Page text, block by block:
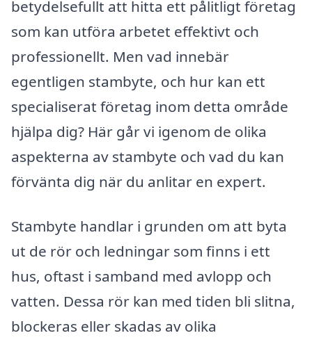
betydelsefullt att hitta ett pålitligt företag
som kan utföra arbetet effektivt och
professionellt. Men vad innebär
egentligen stambyte, och hur kan ett
specialiserat företag inom detta område
hjälpa dig? Här går vi igenom de olika
aspekterna av stambyte och vad du kan
förvänta dig när du anlitar en expert.
Stambyte handlar i grunden om att byta
ut de rör och ledningar som finns i ett
hus, oftast i samband med avlopp och
vatten. Dessa rör kan med tiden bli slitna,
blockeras eller skadas av olika